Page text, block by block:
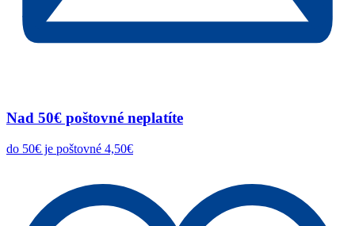
Nad 50€ poštovné neplatíte
do 50€ je poštovné 4,50€